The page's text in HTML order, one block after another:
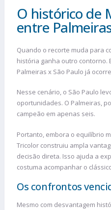
O histórico de
entre
Quando o recorte muda para
história ganha outro contorno.
Palmeiras x São Paulo já
Nesse cenário, o São Paulo
oportunidades. O Palmeiras,
campeão em apenas seis.
Portanto, embora o equilíbrio
Tricolor construiu ampla
decisão direta. Isso ajuda a
costuma acompanhar o
Os confrontos
Mesmo com desvantagem